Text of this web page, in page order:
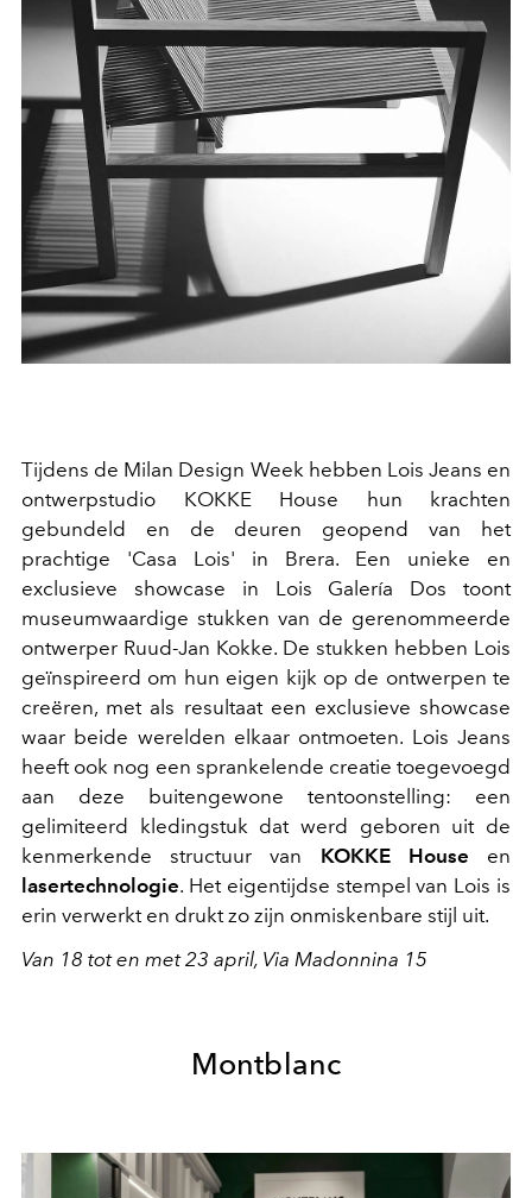
Tijdens de Milan Design Week hebben Lois Jeans en
ontwerpstudio KOKKE House hun krachten
gebundeld en de deuren geopend van het
prachtige 'Casa Lois' in Brera. Een unieke en
exclusieve showcase in Lois Galería Dos toont
museumwaardige stukken van de gerenommeerde
ontwerper Ruud-Jan Kokke. De stukken hebben Lois
geïnspireerd om hun eigen kijk op de ontwerpen te
creëren, met als resultaat een exclusieve showcase
waar beide werelden elkaar ontmoeten. Lois Jeans
heeft ook nog een sprankelende creatie toegevoegd
aan deze buitengewone tentoonstelling: een
gelimiteerd kledingstuk dat werd geboren uit de
kenmerkende structuur van KOKKE House en
lasertechnologie. Het eigentijdse stempel van Lois is
erin verwerkt en drukt zo zijn onmiskenbare stijl uit.
Van 18 tot en met 23 april, Via Madonnina 15
Montblanc